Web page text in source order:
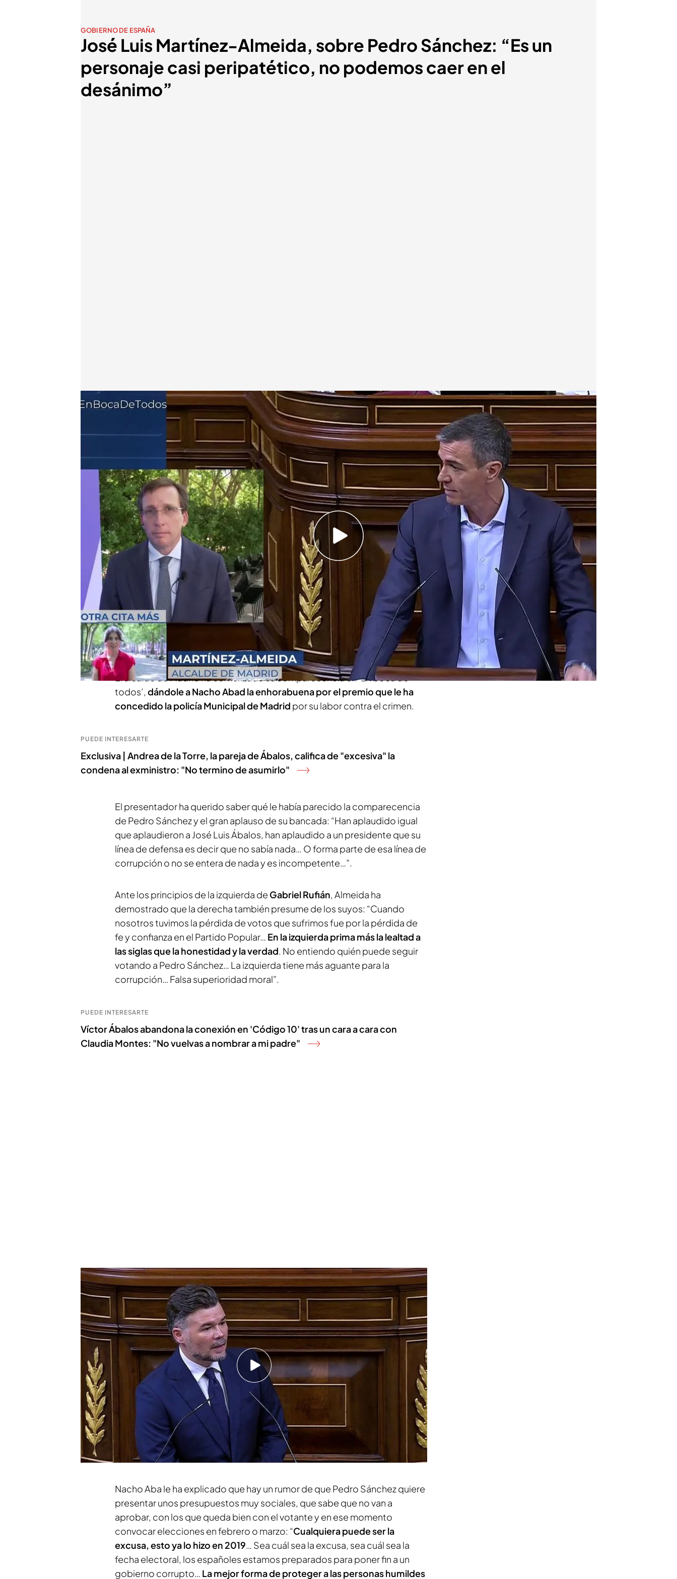
GOBIERNO DE ESPAÑA
José Luis Martínez-Almeida, sobre Pedro Sánchez: “Es un
personaje casi peripatético, no podemos caer en el
desánimo”
José Luis Martínez-Almeida en directo en 'En boca de todos' cuatro.com
El alcalde de Madrid se ha mostrado muy crítico ante la
comparecencia del presidente del Gobierno tras la condena a 24 años
de prisión al que era su mano derecha, José Luis Ábalos
Víctor Ábalos abandona la conexión en 'Código 10' tras un cara a cara
con Claudia Montes: "No vuelvas a nombrar a mi padre"
Compartir
José Luis Martínez-Almeida, alcalde de Madrid, ha concedido una
entrevista a
Nacho Abad ‘En boca de todos’tan solo unos minutos
después de que Pedro Sánchez
compareciera en el Congreso de los
Diputados, con la que se ha mostrado muy crítico.
El alcalde de Madrid ha comenzado su comparecencia en ‘En boca de
todos’, dándole a Nacho Abad la enhorabuena por el premio que le ha
concedido la policía Municipal de Madrid por su labor contra el crimen.
PUEDE INTERESARTE
Exclusiva | Andrea de la Torre, la pareja de Ábalos, califica de "excesiva" la
condena al exministro: "No termino de asumirlo"
El presentador ha querido saber qué le había parecido la comparecencia
de Pedro Sánchez y el gran aplauso de su bancada: “Han aplaudido igual
que aplaudieron a José Luis Ábalos, han aplaudido a un presidente que su
línea de defensa es decir que no sabía nada… O forma parte de esa línea de
corrupción o no se entera de nada y es incompetente…”.
Ante los principios de la izquierda de Gabriel Rufián, Almeida ha
demostrado que la derecha también presume de los suyos: “Cuando
nosotros tuvimos la pérdida de votos que sufrimos fue por la pérdida de
fe y confianza en el Partido Popular… En la izquierda prima más la lealtad a
las siglas que la honestidad y la verdad. No entiendo quién puede seguir
votando a Pedro Sánchez… La izquierda tiene más aguante para la
corrupción… Falsa superioridad moral”.
PUEDE INTERESARTE
Víctor Ábalos abandona la conexión en 'Código 10' tras un cara a cara con
Claudia Montes: "No vuelvas a nombrar a mi padre"
Rufián carga contra la izquierda y la derecha en la comparecencia de Pedro Sánchez: “Mírame a los ojos, ¿Sabía algo?”
Respecto a laaparición del nombre de Isabel Díaz Ayuso, presidenta de la
Comunidad de Madrid, en cualquier intervención de izquierdas, Martínez-
Almeida alude auna cuestión de supervivencia y una especial “ojeriza”:
“La supervivencia para ellos está por encima de la dignidad y se agarran a
cualquier tipo de recurso… La tienen una ojeriza especial…”. Momento que
ha aprovechado para recordar que Pedro Sánchez parece no enterarse
de nada: “
¿De qué se entera el presidente del Gobierno?
PUEDE INTERESARTE
'Código 10' localiza a Gertrudis Alcázar, la secretaria de Zapatero, tras su
imputación por el 'caso Plus Ultra'
Nacho Aba le ha explicado que hay un rumor de que Pedro Sánchez quiere
presentar unos presupuestos muy sociales, que sabe que no van a
aprobar, con los que queda bien con el votante y en ese momento
convocar elecciones en febrero o marzo: “Cualquiera puede ser la
excusa, esto ya lo hizo en 2019… Sea cuál sea la excusa, sea cuál sea la
fecha electoral, los españoles estamos preparados para poner fin a un
gobierno corrupto… La mejor forma de proteger a las personas humildes